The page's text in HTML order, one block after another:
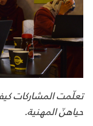
تعلّمت المشاركات
حياهنّ المهنية.